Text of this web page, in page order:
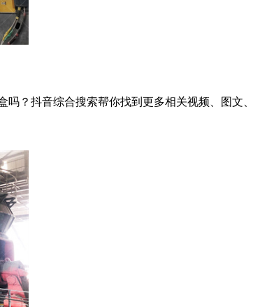
吗？抖音综合搜索帮你找到更多相关视频、图